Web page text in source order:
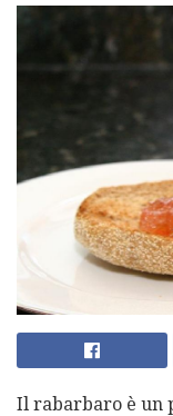
Il rabarbaro è un